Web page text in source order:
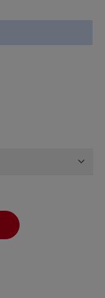
Schaltflächen, um